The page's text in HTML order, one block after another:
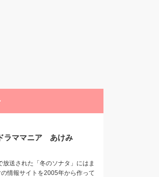
ラママニア あけみ
放送された「冬のソナタ」にはま
情報サイトを2005年から作って